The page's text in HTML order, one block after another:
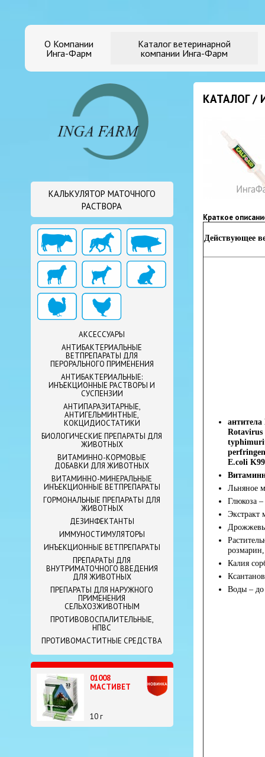
О Компании
Инга-Фарм
Каталог ветеринарной
компании Инга-Фарм
КАЛЬКУЛЯТОР МАТОЧНОГО
РАСТВОРА
АКСЕССУАРЫ
АНТИБАКТЕРИАЛЬНЫЕ
ВЕТПРЕПАРАТЫ ДЛЯ
ПЕРОРАЛЬНОГО ПРИМЕНЕНИЯ
АНТИБАКТЕРИАЛЬНЫЕ:
ИНЪЕКЦИОННЫЕ РАСТВОРЫ И
СУСПЕНЗИИ
АНТИПАРАЗИТАРНЫЕ,
АНТИГЕЛЬМИНТНЫЕ,
КОКЦИДИОСТАТИКИ
БИОЛОГИЧЕСКИЕ ПРЕПАРАТЫ ДЛЯ
ЖИВОТНЫХ
ВИТАМИННО-КОРМОВЫЕ
ДОБАВКИ ДЛЯ ЖИВОТНЫХ
ВИТАМИННО-МИНЕРАЛЬНЫЕ
ИНЪЕКЦИОННЫЕ ВЕТПРЕПАРАТЫ
ГОРМОНАЛЬНЫЕ ПРЕПАРАТЫ ДЛЯ
ЖИВОТНЫХ
ДЕЗИНФЕКТАНТЫ
ИММУНОСТИМУЛЯТОРЫ
ИНЪЕКЦИОННЫЕ ВЕТПРЕПАРАТЫ
ПРЕПАРАТЫ ДЛЯ
ВНУТРИМАТОЧНОГО ВВЕДЕНИЯ
ДЛЯ ЖИВОТНЫХ
ПРЕПАРАТЫ ДЛЯ НАРУЖНОГО
ПРИМЕНЕНИЯ
СЕЛЬХОЗЖИВОТНЫМ
ПРОТИВОВОСПАЛИТЕЛЬНЫЕ,
НПВС
ПРОТИВОМАСТИТНЫЕ СРЕДСТВА
01008
МАСТИВЕТ
10 г
КАТАЛОГ /
Краткое
Действующее
Rotavirus
E.coli
Льняное
Глюкоза
Экстракт
Калия
Воды – до